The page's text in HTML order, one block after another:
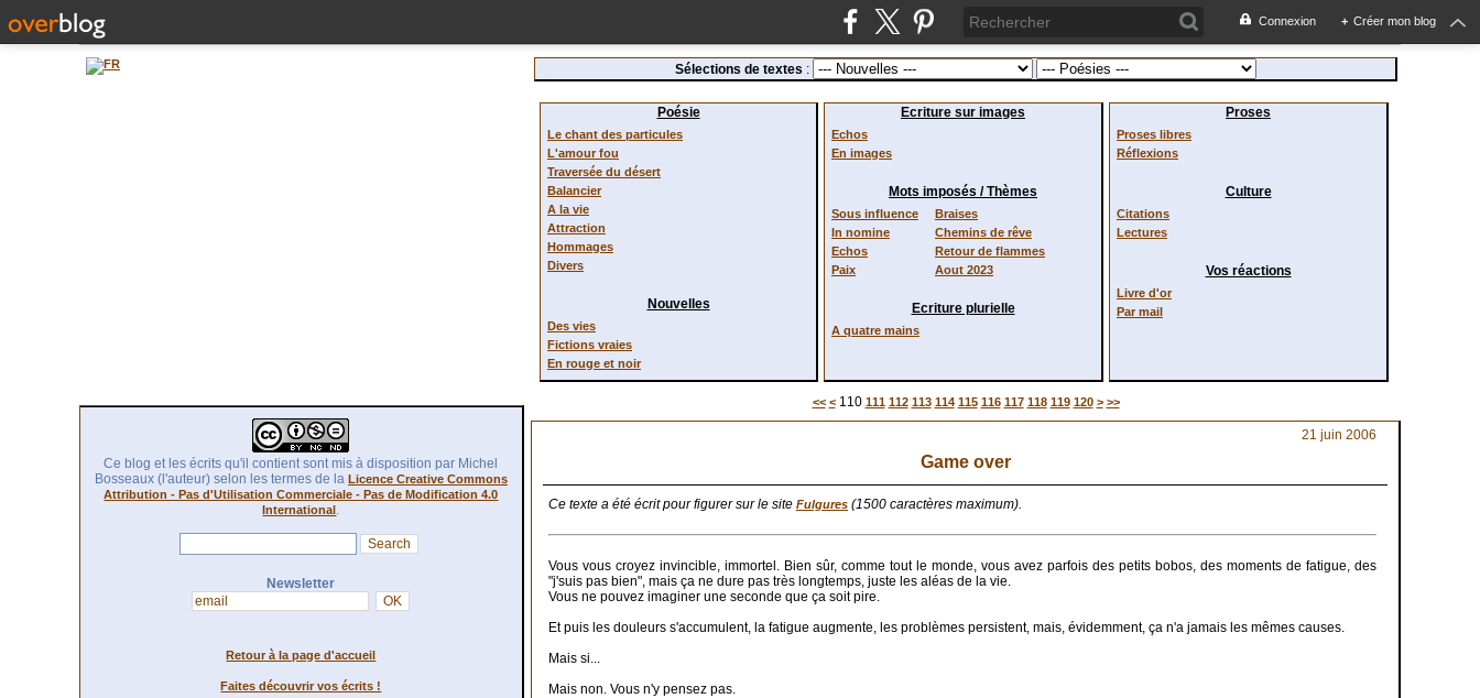
Connexion + Créer mon blog
Sélections de textes :
Poésie
Le chant des particules
L'amour fou
Traversée du désert
Balancier
A la vie
Attraction
Hommages
Divers
Nouvelles
Des vies
Fictions vraies
En rouge et noir
Ecriture sur images
Echos
En images
Mots imposés / Thèmes
Sous influence
In nomine
Echos
Paix
Braises
Chemins de rêve
Retour de flammes
Aout 2023
Ecriture plurielle
A quatre mains
Proses
Proses libres
Réflexions
Culture
Citations
Lectures
Vos réactions
Livre d'or
Par mail
Ce blog et les écrits qu'il contient sont mis à disposition par Michel
Bosseaux (l'auteur) selon les termes de la Licence Creative Commons
Attribution - Pas d'Utilisation Commerciale - Pas de Modification 4.0
International.
Newsletter
Retour à la page d'accueil
Faites découvrir vos écrits !
<< < 100
110 111 112 113 114 115 116 117 118 119 120 130
140
> >>
21 juin 2006
Game over
Ce texte a été écrit pour figurer sur le site Fulgures (1500 caractères maximum).
Vous vous croyez invincible, immortel. Bien sûr, comme tout le monde, vous avez parfois des petits bobos, des moments de fatigue, des
"j'suis pas bien", mais ça ne dure pas très longtemps, juste les aléas de la vie.
Vous ne pouvez imaginer une seconde que ça soit pire.
Et puis les douleurs s'accumulent, la fatigue augmente, les problèmes persistent, mais, évidemment, ça n'a jamais les mêmes causes.
Mais si...
Mais non. Vous n'y pensez pas.